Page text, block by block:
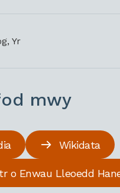
mwy
Wikidata
o Enwau Lleoedd